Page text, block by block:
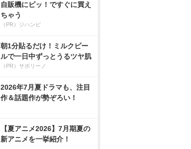
自販機にピッ！ですぐに買え
ちゃう
（PR）ジハンピ
朝1分貼るだけ！ミルクピー
ルで一日中ずっとうるツヤ肌
（PR）サボリーノ
2026年7月夏ドラマも、注目
作＆話題作が勢ぞろい！
【夏アニメ2026】7月期夏の
新アニメを一挙紹介！